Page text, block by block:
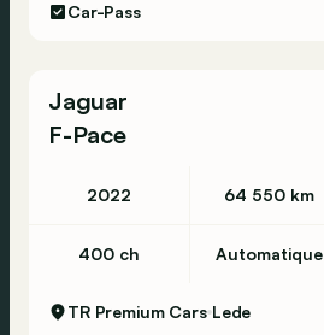
Car-Pass
Jaguar
F-Pace
2022 64 550 km
400 ch Automatique
TR Premium Cars Lede